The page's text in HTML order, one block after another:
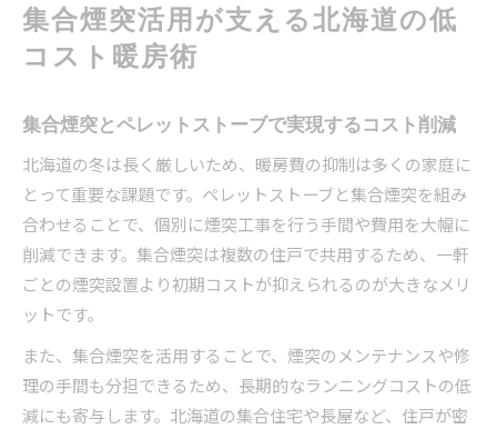
集合煙突活用が支える北海道の低
コスト暖房術
集合煙突とペレットストーブで実現するコスト削減
北海道の冬は長く厳しいため、暖房費の抑制は多くの家庭に
とって重要な課題です。ペレットストーブと集合煙突を組み
合わせることで、個別に煙突工事を行う手間や費用を大幅に
削減できます。集合煙突は複数の住戸で共用するため、一軒
ごとの煙突設置より初期コストが抑えられるのが大きなメリ
ットです。
また、集合煙突を活用することで、煙突のメンテナンスや修
理の手間も分担できるため、長期的なランニングコストの低
減にも寄与します。北海道の集合住宅や長屋など、住戸が密